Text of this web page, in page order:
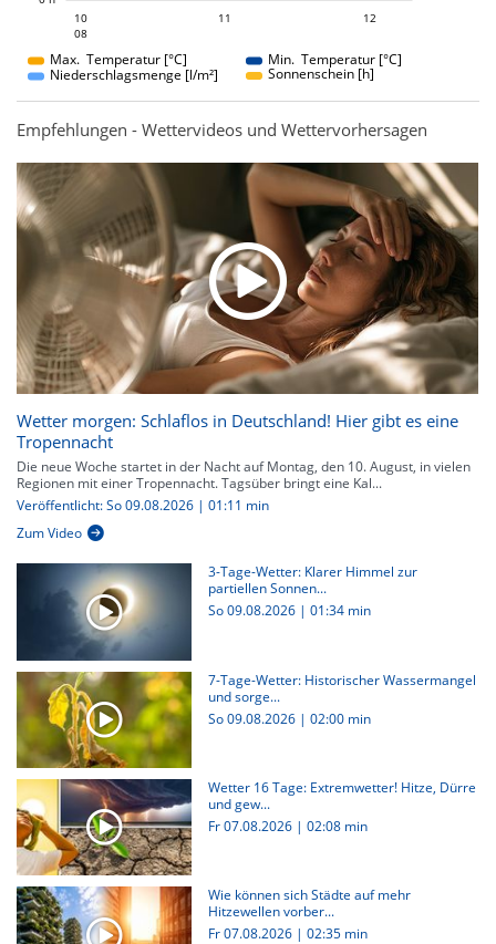
10
08
11 12
Max. Temperatur [°C]
Min. Temperatur [°C]
Niederschlagsmenge [l/m²]
Sonnenschein [h]
Empfehlungen - Wettervideos und Wettervorhersagen
Wetter morgen: Schlaflos in Deutschland! Hier gibt es eine
Tropennacht
Die neue Woche startet in der Nacht auf Montag, den 10. August, in vielen
Regionen mit einer Tropennacht. Tagsüber bringt eine Kal...
Veröffentlicht: So 09.08.2026 | 01:11 min
Zum Video
3-Tage-Wetter: Klarer Himmel zur
partiellen Sonnen...
So 09.08.2026 | 01:34 min
7-Tage-Wetter: Historischer Wassermangel
und sorge...
So 09.08.2026 | 02:00 min
Wetter 16 Tage: Extremwetter! Hitze, Dürre
und gew...
Fr 07.08.2026 | 02:08 min
Wie können sich Städte auf mehr
Hitzewellen vorber...
Fr 07.08.2026 | 02:35 min